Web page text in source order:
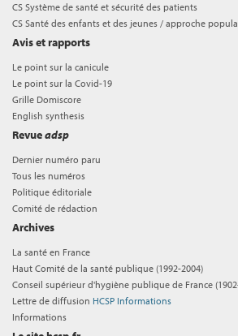
CS Système de santé et sécurité des patients
CS Santé des enfants et des jeunes / approche
Avis et rapports
Le point sur la canicule
Le point sur la Covid-19
Grille Domiscore
English synthesis
Revueadsp
Dernier numéro paru
Tous les numéros
Politique éditoriale
Comité de rédaction
Archives
La santé en France
Haut Comité de la santé publique (1992-2004)
Conseil supérieur d'hygiène publique de France
Lettre de diffusion HCSP Informations
Informations